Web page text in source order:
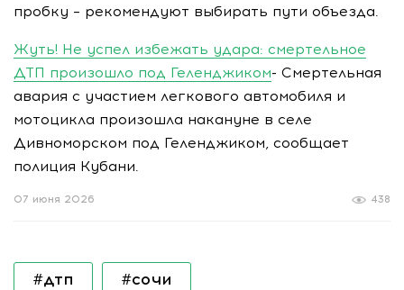
пробку – рекомендуют выбирать пути объезда.
Жуть! Не успел избежать удара: смертельное
ДТП произошло под Геленджиком- Смертельная
авария с участием легкового автомобиля и
мотоцикла произошла накануне в селе
Дивноморском под Геленджиком, сообщает
полиция Кубани.
438
07 июня 2026
#дтп #сочи